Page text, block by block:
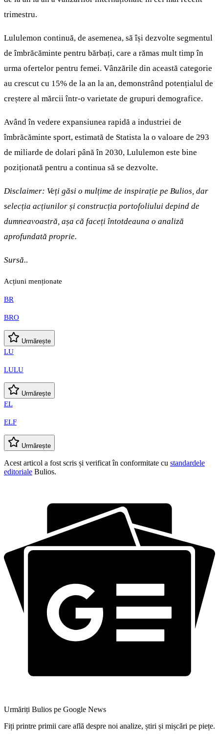
trimestru.
Lululemon continuă, de asemenea, să își dezvolte segmentul
de îmbrăcăminte pentru bărbați, care a rămas mult timp în
urma ofertelor pentru femei. Vânzările din această categorie
au crescut cu 15% de la an la an, demonstrând potențialul de
creștere al mărcii într-o varietate de grupuri demografice.
Având în vedere expansiunea rapidă a industriei de
îmbrăcăminte sport, estimată de Statista la o valoare de 293
de miliarde de dolari până în 2030, Lululemon este bine
poziționată pentru a continua să se dezvolte.
Disclaimer: Veți găsi o mulțime de inspirație pe Bulios, dar
selecția acțiunilor și construcția portofoliului depind de
dumneavoastră, așa că faceți întotdeauna o analiză
aprofundată proprie.
Sursă..
Acțiuni menționate
BR
BRO
Urmărește
LU
LULU
Urmărește
EL
ELF
Urmărește
Acest articol a fost scris și verificat în conformitate cu standardele
editoriale Bulios.
Urmăriți Bulios pe Google News
Fiți printre primii care află despre noi analize, știri și mișcări pe piețe.